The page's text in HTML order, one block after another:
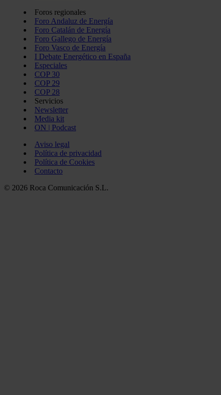
Foros regionales
Foro Andaluz de Energía
Foro Catalán de Energía
Foro Gallego de Energía
Foro Vasco de Energía
I Debate Energético en España
Especiales
COP 30
COP 29
COP 28
Servicios
Newsletter
Media kit
ON | Podcast
Aviso legal
Política de privacidad
Política de Cookies
Contacto
© 2026 Roca Comunicación S.L.